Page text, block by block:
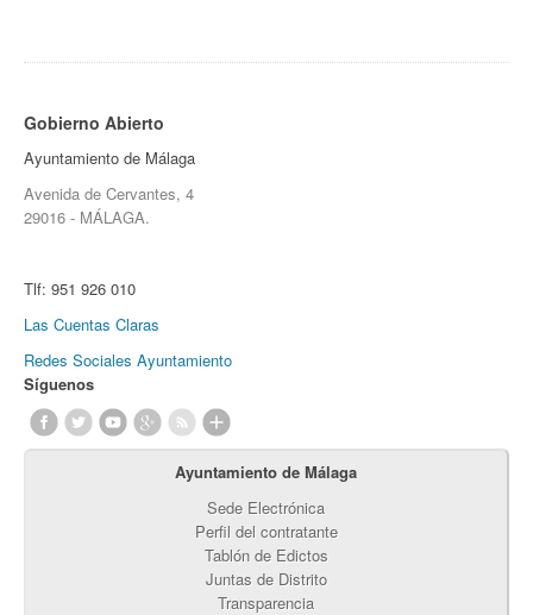
Gobierno Abierto
Ayuntamiento de Málaga
Avenida de Cervantes, 4
29016 - MÁLAGA.
Tlf: 951 926 010
Las Cuentas Claras
Redes Sociales Ayuntamiento
Síguenos
Ayuntamiento de Málaga
Sede Electrónica
Perfil del contratante
Tablón de Edictos
Juntas de Distrito
Transparencia